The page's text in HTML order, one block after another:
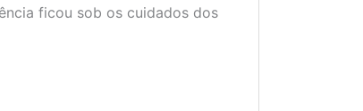
ficou sob os cuidados dos